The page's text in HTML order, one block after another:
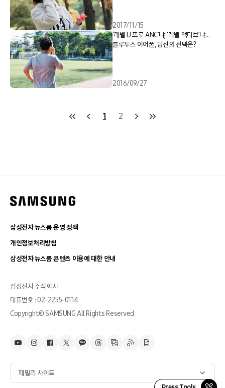
2017/11/15
‘레벨 U 프로 ANC’냐, ‘레벨 액티브’냐…
블루투스 이어폰, 당신의 선택은?
2016/09/27
1 2
삼성전자 뉴스룸 운영 정책
개인정보처리방침
삼성전자 뉴스룸 콘텐츠 이용에 대한 안내
삼성전자 주식회사
대표번호 : 02-2255-0114
Copyright© SAMSUNG All Rights Reserved.
패밀리 사이트